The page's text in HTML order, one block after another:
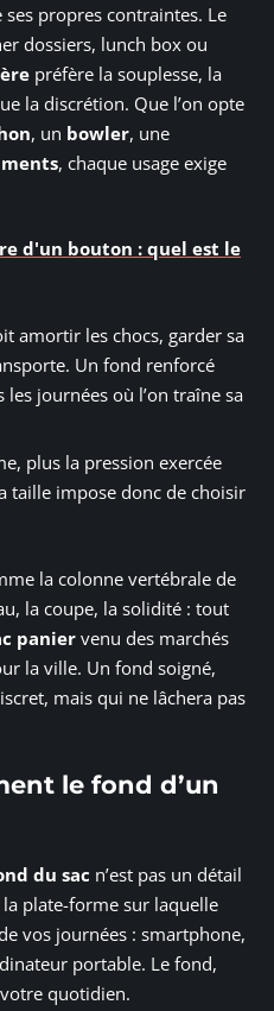
ses propres contraintes. Le
dossiers, lunch box ou
préfère la souplesse, la
la discrétion. Que l’on opte
, un bowler, une
, chaque usage exige
d'un bouton : quel est le
amortir les chocs, garder sa
Un fond renforcé
journées où l’on traîne sa
plus la pression exercée
taille impose donc de choisir
la colonne vertébrale de
la coupe, la solidité : tout
paniervenu des marchés
la ville. Un fond soigné,
mais qui ne lâchera pas
le fond d’un
du sac n’est pas un détail
plate-forme sur laquelle
vos journées : smartphone,
portable. Le fond,
votre quotidien.